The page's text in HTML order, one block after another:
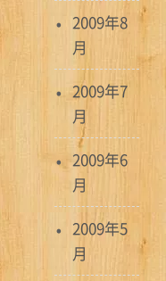
2009年8
月
2009年7
月
2009年6
月
2009年5
月